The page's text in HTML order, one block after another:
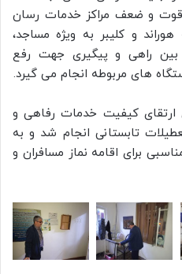
قوت و ضعف مراکز خدمات رسان
و کلیبر به ویژه مساجد،
بین راهی و پیگیری جهت رفع
های مربوطه انجام می گیرد.
ارتقای کیفیت خدمات رفاهی و
تابستانی انجام شد و به
برای اقامه نماز مسافران و